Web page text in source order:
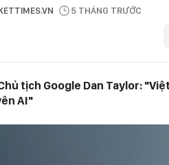
5 THÁNG TRƯỚC
tịch Google Dan Taylor:
AI"